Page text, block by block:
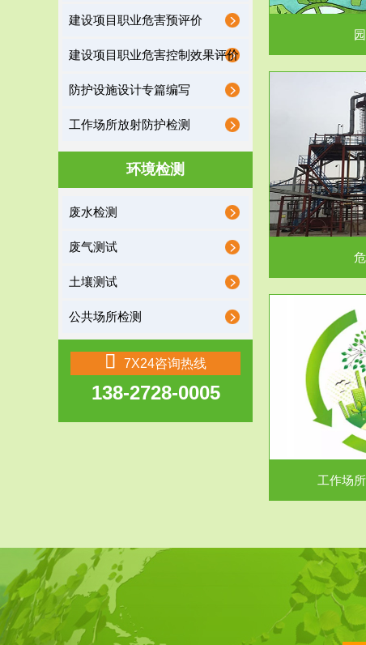
建设项目职业危害预评价
建设项目职业危害控制效果评价
防护设施设计专篇编写
工作场所放射防护检测
环境检测
废水检测
废气测试
土壤测试
公共场所检测
7X24咨询热线
138-2728-0005
服务范围
危险废物处理
危险废物解释：根据《中华人民共和国固体废物
污染防治法》的规定，危...
蔚蓝生态环境
括
服务范围
工作场所职业危害现状评价
工作场
废水污水检测
中